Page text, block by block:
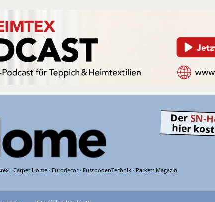
· Carpet Home · Eurodecor · FussbodenTechnik · Parkett Magazin
Der SN-
hier